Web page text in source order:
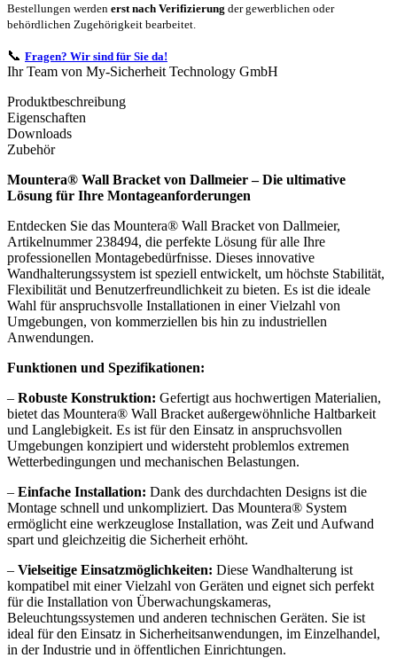
Bestellungen werden erst nach Verifizierung der gewerblichen oder
behördlichen Zugehörigkeit bearbeitet.
📞 Fragen? Wir sind für Sie da!
Ihr Team von My-Sicherheit Technology GmbH
Produktbeschreibung
Eigenschaften
Downloads
Zubehör
Mountera® Wall Bracket von Dallmeier – Die ultimative
Lösung für Ihre Montageanforderungen
Entdecken Sie das Mountera® Wall Bracket von Dallmeier,
Artikelnummer 238494, die perfekte Lösung für alle Ihre
professionellen Montagebedürfnisse. Dieses innovative
Wandhalterungssystem ist speziell entwickelt, um höchste Stabilität,
Flexibilität und Benutzerfreundlichkeit zu bieten. Es ist die ideale
Wahl für anspruchsvolle Installationen in einer Vielzahl von
Umgebungen, von kommerziellen bis hin zu industriellen
Anwendungen.
Funktionen und Spezifikationen:
– Robuste Konstruktion: Gefertigt aus hochwertigen Materialien,
bietet das Mountera® Wall Bracket außergewöhnliche Haltbarkeit
und Langlebigkeit. Es ist für den Einsatz in anspruchsvollen
Umgebungen konzipiert und widersteht problemlos extremen
Wetterbedingungen und mechanischen Belastungen.
– Einfache Installation: Dank des durchdachten Designs ist die
Montage schnell und unkompliziert. Das Mountera® System
ermöglicht eine werkzeuglose Installation, was Zeit und Aufwand
spart und gleichzeitig die Sicherheit erhöht.
– Vielseitige Einsatzmöglichkeiten: Diese Wandhalterung ist
kompatibel mit einer Vielzahl von Geräten und eignet sich perfekt
für die Installation von Überwachungskameras,
Beleuchtungssystemen und anderen technischen Geräten. Sie ist
ideal für den Einsatz in Sicherheitsanwendungen, im Einzelhandel,
in der Industrie und in öffentlichen Einrichtungen.